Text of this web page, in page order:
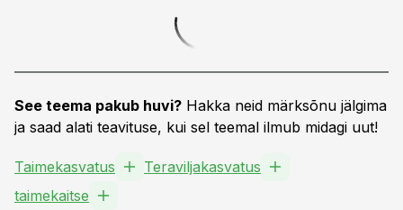
See teema pakub huvi? Hakka neid märksõnu jälgima
ja saad alati teavituse, kui sel teemal ilmub midagi uut!
Taimekasvatus
Teraviljakasvatus
taimekaitse